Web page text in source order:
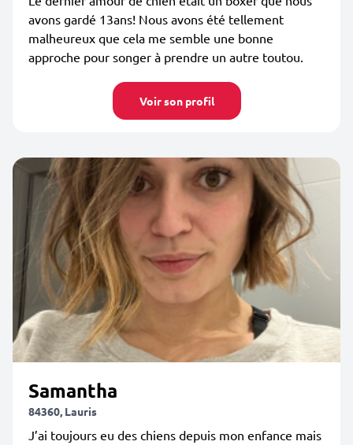
avons gardé 13ans! Nous avons été tellement
malheureux que cela me semble une bonne
approche pour songer à prendre un autre toutou.
Voir son profil
Samantha
84360, Lauris
J’ai toujours eu des chiens depuis mon enfance mais